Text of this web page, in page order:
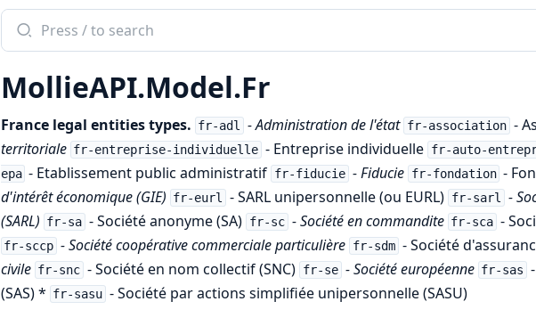
Search
documentation
mollie_api
MollieAPI.Model.Fr
France legal entities types. fr-adl - Administration de l'état fr-association -
territoriale fr-entreprise-individuelle - Entreprise individuelle fr-auto-
epa - Etablissement public administratif fr-fiducie - Fiducie fr-fondation -
d'intérêt économique (GIE) fr-eurl - SARL unipersonnelle (ou EURL) fr-sarl
-
(SARL) fr-sa - Société anonyme (SA) fr-sc - Société en commandite fr-sca -
fr-sccp - Société coopérative commerciale particulière fr-sdm - Société
civile fr-snc - Société en nom collectif (SNC) fr-se - Société européenne fr-sas
(SAS) * fr-sasu - Société par actions simplifiée unipersonnelle (SASU)